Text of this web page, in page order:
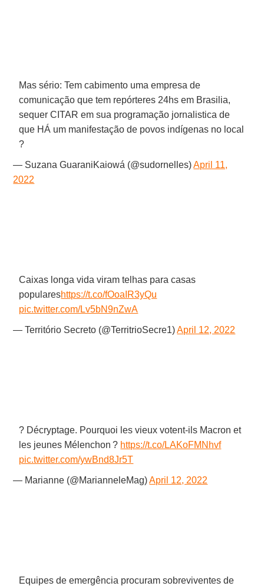
Mas sério: Tem cabimento uma empresa de
comunicação que tem repórteres 24hs em Brasilia,
sequer CITAR em sua programação jornalistica de
que HÁ um manifestação de povos indígenas no local
?
— Suzana GuaraniKaiowá (@sudornelles)April 11,
2022
Caixas longa vida viram telhas para casas
populareshttps://t.co/fOoaIR3yQu
pic.twitter.com/Lv5bN9nZwA
— Território Secreto (@TerritrioSecre1)April 12, 2022
? Décryptage. Pourquoi les vieux votent-ils Macron et
les jeunes Mélenchon ? https://t.co/LAKoFMNhvf
pic.twitter.com/ywBnd8Jr5T
— Marianne (@MarianneleMag)April 12, 2022
Equipes de emergência procuram sobreviventes de